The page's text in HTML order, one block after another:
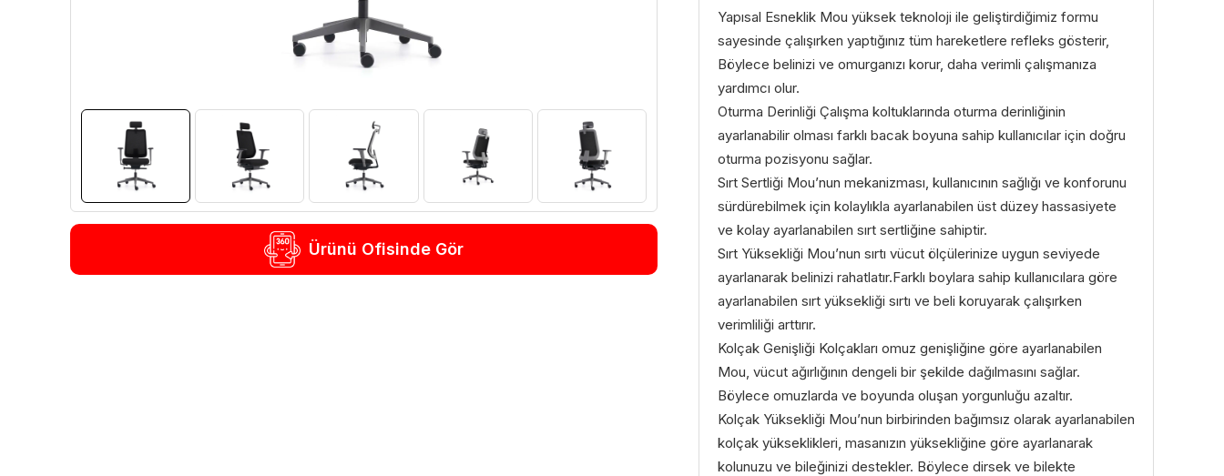
Ürünü Ofisinde Gör
Yapısal Esneklik Mou yüksek teknoloji ile geliştirdiğimiz formu
sayesinde çalışırken yaptığınız tüm hareketlere refleks gösterir,
Böylece belinizi ve omurganızı korur, daha verimli çalışmanıza
yardımcı olur.
Oturma Derinliği Çalışma koltuklarında oturma derinliğinin
ayarlanabilir olması farklı bacak boyuna sahip kullanıcılar için doğru
oturma pozisyonu sağlar.
Sırt Sertliği Mou’nun mekanizması, kullanıcının sağlığı ve konforunu
sürdürebilmek için kolaylıkla ayarlanabilen üst düzey hassasiyete
ve kolay ayarlanabilen sırt sertliğine sahiptir.
Sırt Yüksekliği Mou’nun sırtı vücut ölçülerinize uygun seviyede
ayarlanarak belinizi rahatlatır.Farklı boylara sahip kullanıcılara göre
ayarlanabilen sırt yüksekliği sırtı ve beli koruyarak çalışırken
verimliliği arttırır.
Kolçak Genişliği Kolçakları omuz genişliğine göre ayarlanabilen
Mou, vücut ağırlığının dengeli bir şekilde dağılmasını sağlar.
Böylece omuzlarda ve boyunda oluşan yorgunluğu azaltır.
Kolçak Yüksekliği Mou’nun birbirinden bağımsız olarak ayarlanabilen
kolçak yükseklikleri, masanızın yüksekliğine göre ayarlanarak
kolunuzu ve bileğinizi destekler. Böylece dirsek ve bilekte